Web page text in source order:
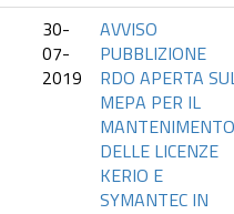
30-
07-
2019
AVVISO
PUBBLIZIONE
RDO APERTA
MEPA PER IL
MANTENIMENTO
DELLE LICENZE
KERIO E
SYMANTEC IN